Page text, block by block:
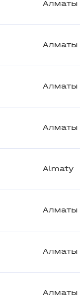
Алматы
Алматы
Алматы
Алматы
Almaty
Алматы
Алматы
Алматы